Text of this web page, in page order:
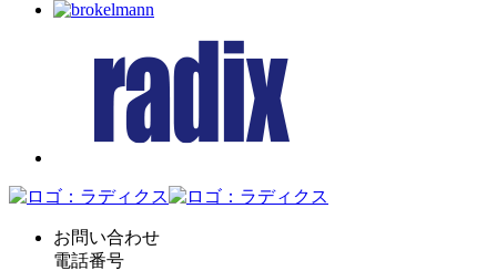
お問い合わせ
電話番号